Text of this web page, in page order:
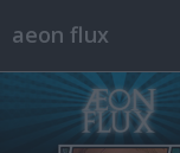
aeon flux